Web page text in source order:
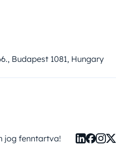
Budapest 1081, Hungary
jog fenntartva!